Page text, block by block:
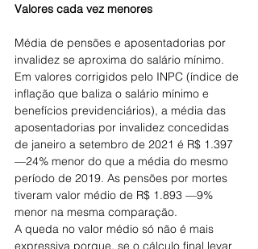
Valores cada vez menores
Média de pensões e aposentadorias por
invalidez se aproxima do salário mínimo.
Em valores corrigidos pelo INPC (índice de
inflação que baliza o salário mínimo e
benefícios previdenciários), a média das
aposentadorias por invalidez concedidas
de janeiro a setembro de 2021 é R$ 1.397
—24% menor do que a média do mesmo
período de 2019. As pensões por mortes
tiveram valor médio de R$ 1.893 —9%
menor na mesma comparação.
A queda no valor médio só não é mais
expressiva porque, se o cálculo final levar